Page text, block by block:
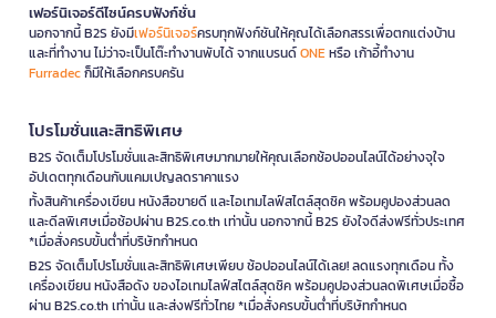
เฟอร์นิเจอร์ดีไซน์ครบฟังก์ชั่น
นอกจากนี้ B2S ยังมีเฟอร์นิเจอร์ครบทุกฟังก์ชันให้คุณได้เลือกสรรเพื่อตกแต่งบ้าน
และที่ทำงาน ไม่ว่าจะเป็นโต๊ะทำงานพับได้ จากแบรนด์ONEหรือ เก้าอี้ทำงาน
Furradecก็มีให้เลือกครบครัน
โปรโมชั่นและสิทธิพิเศษ
B2S จัดเต็มโปรโมชั่นและสิทธิพิเศษมากมายให้คุณเลือกช้อปออนไลน์ได้อย่างจุใจ
อัปเดตทุกเดือนกับแคมเปญลดราคาแรง
ทั้งสินค้าเครื่องเขียน หนังสือขายดี และไอเทมไลฟ์สไตล์สุดชิค พร้อมคูปองส่วนลด
และดีลพิเศษเมื่อช้อปผ่าน B2S.co.th เท่านั้น นอกจากนี้ B2S ยังใจดีส่งฟรีทั่วประเทศ
*เมื่อสั่งครบขั้นต่ำที่บริษัทกำหนด
B2S จัดเต็มโปรโมชั่นและสิทธิพิเศษเพียบ ช้อปออนไลน์ได้เลย! ลดแรงทุกเดือน ทั้ง
เครื่องเขียน หนังสือดัง ของไอเทมไลฟ์สไตล์สุดชิค พร้อมคูปองส่วนลดพิเศษเมื่อซื้อ
ผ่าน B2S.co.th เท่านั้น และส่งฟรีทั่วไทย *เมื่อสั่งครบขั้นต่ำที่บริษัทกำหนด